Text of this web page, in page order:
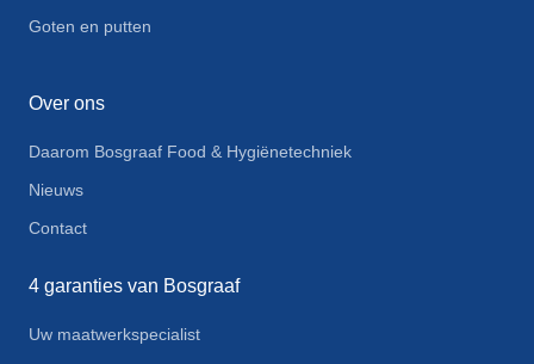
Goten en putten
Over ons
Daarom Bosgraaf Food & Hygiënetechniek
Nieuws
Contact
4 garanties van Bosgraaf
Uw maatwerkspecialist